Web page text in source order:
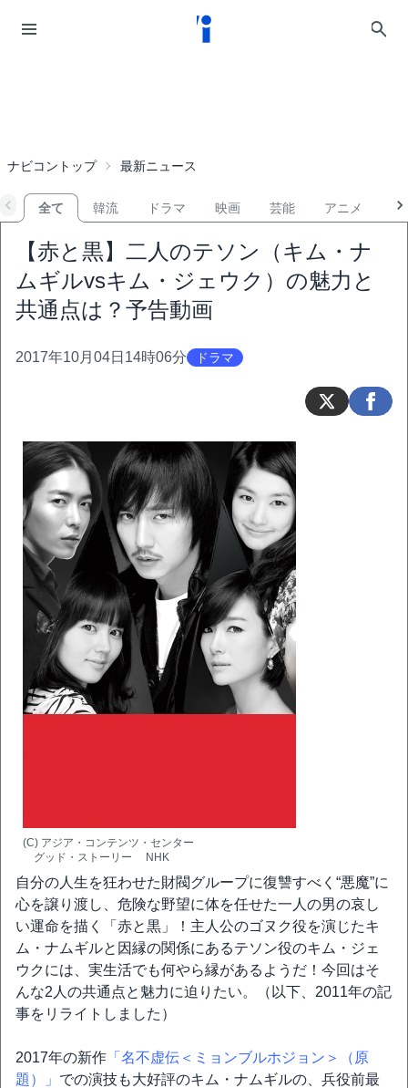
ナビコントップ 最新ニュース
全て 韓流 ドラマ 映画 芸能 アニメ
【赤と黒】二人のテソン（キム・ナ
ムギルvsキム・ジェウク）の魅力と
共通点は？予告動画
2017年10月04日14時06分 ドラマ
(C) アジア・コンテンツ・センター
グッド・ストーリー NHK
自分の人生を狂わせた財閥グループに復讐すべく“悪魔”に
心を譲り渡し、危険な野望に体を任せた一人の男の哀し
い運命を描く「赤と黒」！主人公のゴヌク役を演じたキ
ム・ナムギルと因縁の関係にあるテソン役のキム・ジェ
ウクには、実生活でも何やら縁があるようだ！今回はそ
んな2人の共通点と魅力に迫りたい。（以下、2011年の記
事をリライトしました）
2017年の新作 「名不虚伝＜ミョンブルホジョン＞（原
題）」 での演技も大好評のキム・ナムギルの、兵役前最